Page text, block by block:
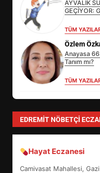
AYVALIK
GEÇİYOR:
TÜM
Özlem
Anayasa
Tanım mı?
TÜM
EDREMIT NÖBETÇI
Hayat Eczanesi
Camivasat Mahallesi,
3
4